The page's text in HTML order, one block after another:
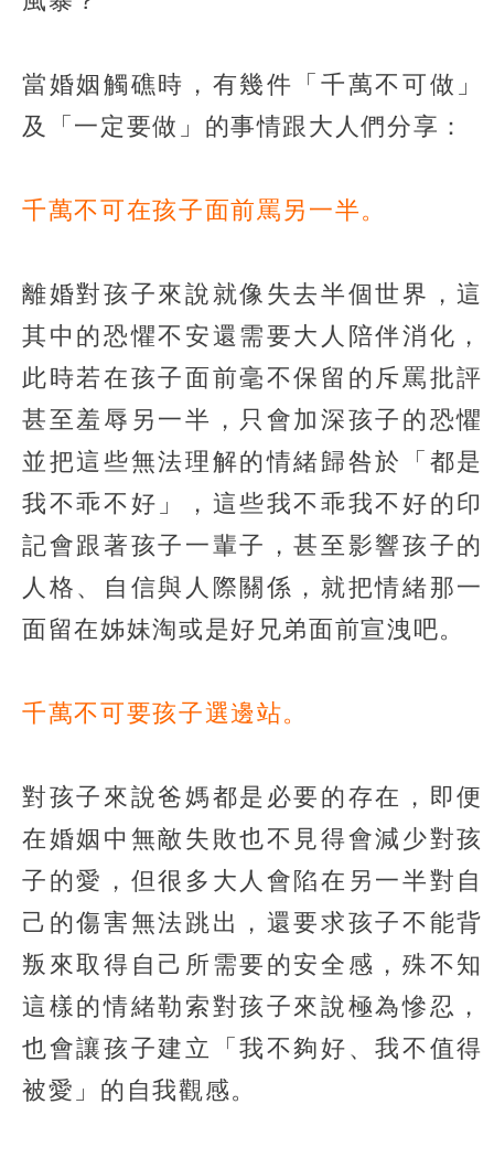
當婚姻觸礁時，有幾件「千萬不可做」
及「一定要做」的事情跟大人們分享：
千萬不可在孩子面前罵另一半。
離婚對孩子來說就像失去半個世界，這
其中的恐懼不安還需要大人陪伴消化，
此時若在孩子面前毫不保留的斥罵批評
甚至羞辱另一半，只會加深孩子的恐懼
並把這些無法理解的情緒歸咎於「都是
我不乖不好」，這些我不乖我不好的印
記會跟著孩子一輩子，甚至影響孩子的
人格、自信與人際關係，就把情緒那一
面留在姊妹淘或是好兄弟面前宣洩吧。
千萬不可要孩子選邊站。
對孩子來說爸媽都是必要的存在，即便
在婚姻中無敵失敗也不見得會減少對孩
子的愛，但很多大人會陷在另一半對自
己的傷害無法跳出，還要求孩子不能背
叛來取得自己所需要的安全感，殊不知
這樣的情緒勒索對孩子來說極為慘忍，
也會讓孩子建立「我不夠好、我不值得
被愛」的自我觀感。